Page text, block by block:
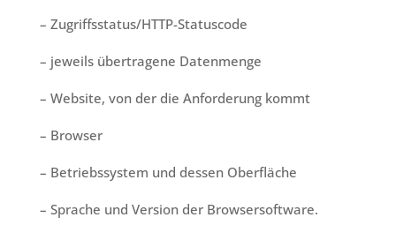
– Zugriffsstatus/HTTP-Statuscode
– jeweils übertragene Datenmenge
– Website, von der die Anforderung kommt
– Browser
– Betriebssystem und dessen Oberfläche
– Sprache und Version der Browsersoftware.